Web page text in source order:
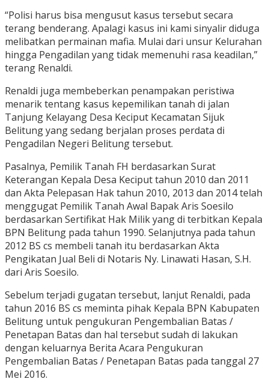
“Polisi harus bisa mengusut kasus tersebut secara
terang benderang. Apalagi kasus ini kami sinyalir diduga
melibatkan permainan mafia. Mulai dari unsur Kelurahan
hingga Pengadilan yang tidak memenuhi rasa keadilan,”
terang Renaldi.
Renaldi juga membeberkan penampakan peristiwa
menarik tentang kasus kepemilikan tanah di jalan
Tanjung Kelayang Desa Keciput Kecamatan Sijuk
Belitung yang sedang berjalan proses perdata di
Pengadilan Negeri Belitung tersebut.
Pasalnya, Pemilik Tanah FH berdasarkan Surat
Keterangan Kepala Desa Keciput tahun 2010 dan 2011
dan Akta Pelepasan Hak tahun 2010, 2013 dan 2014 telah
menggugat Pemilik Tanah Awal Bapak Aris Soesilo
berdasarkan Sertifikat Hak Milik yang di terbitkan Kepala
BPN Belitung pada tahun 1990. Selanjutnya pada tahun
2012 BS cs membeli tanah itu berdasarkan Akta
Pengikatan Jual Beli di Notaris Ny. Linawati Hasan, S.H.
dari Aris Soesilo.
Sebelum terjadi gugatan tersebut, lanjut Renaldi, pada
tahun 2016 BS cs meminta pihak Kepala BPN Kabupaten
Belitung untuk pengukuran Pengembalian Batas /
Penetapan Batas dan hal tersebut sudah di lakukan
dengan keluarnya Berita Acara Pengukuran
Pengembalian Batas / Penetapan Batas pada tanggal 27
Mei 2016.